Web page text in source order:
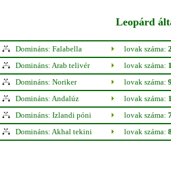
Leopárd
Domináns: Falabella lovak száma:
Domináns: Arab telivér lovak száma:
Domináns: Noriker lovak száma:
Domináns: Andalúz lovak száma:
Domináns: Izlandi póni lovak száma:
Domináns: Akhal tekini lovak száma: